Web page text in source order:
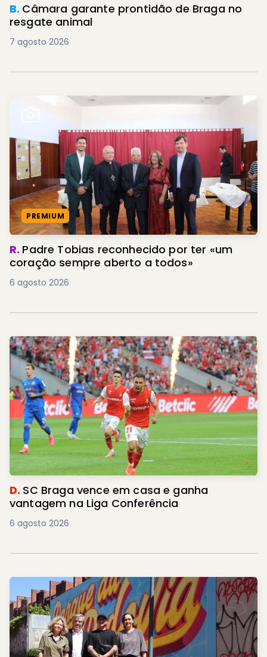
B. Câmara garante prontidão de Braga no
resgate animal
7 agosto 2026
PREMIUM
R. Padre Tobias reconhecido por ter «um
coração sempre aberto a todos»
6 agosto 2026
D. SC Braga vence em casa e ganha
vantagem na Liga Conferência
6 agosto 2026